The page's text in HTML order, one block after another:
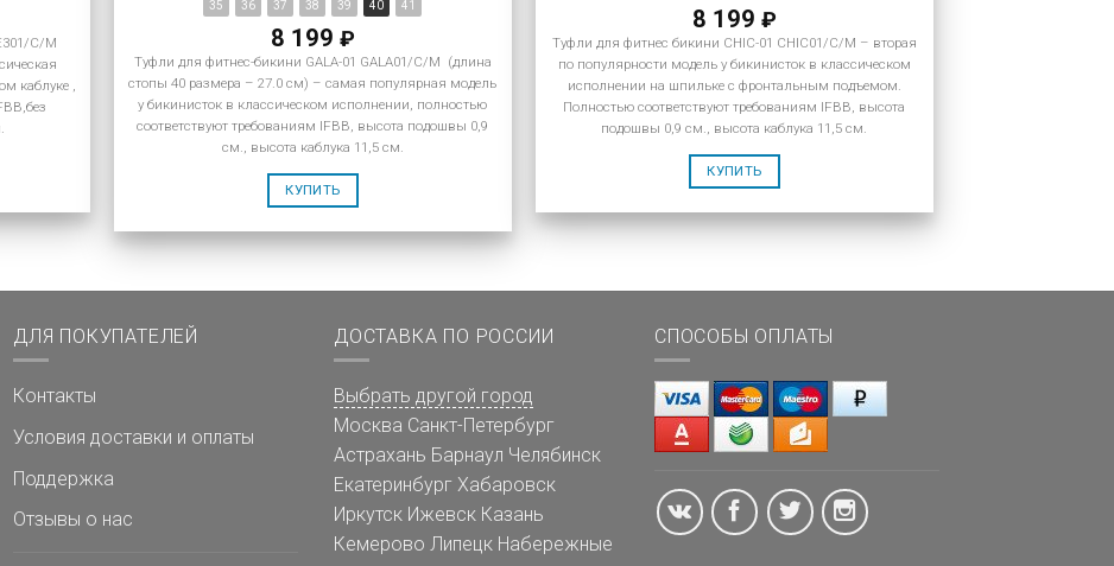
C/M
каблуке ,
35 36 37 38 39 40 41
8 199 ₽
Туфли для фитнес-бикини GALA-01 GALA01/C/M (длина
стопы 40 размера – 27.0 см) – самая популярная модель
у бикинисток в классическом исполнении, полностью
соответствуют требованиям IFBB, высота подошвы 0,9
см., высота каблука 11,5 см.
КУПИТЬ
8 199 ₽
Туфли для фитнес бикини CHIC-01 CHIC01/C/M – вторая
по популярности модель у бикинисток в классическом
исполнении на шпильке с фронтальным подъемом.
Полностью соответствуют требованиям IFBB, высота
подошвы 0,9 см., высота каблука 11,5 см.
КУПИТЬ
ДЛЯ ПОКУПАТЕЛЕЙ
Контакты
Условия доставки и оплаты
Поддержка
Отзывы о нас
ДОСТАВКА ПО РОССИИ
Выбрать другой город
Москва Санкт-Петербург
Астрахань Барнаул Челябинск
Екатеринбург Хабаровск
Иркутск Ижевск Казань
Кемерово Липецк Набережные
СПОСОБЫ ОПЛАТЫ